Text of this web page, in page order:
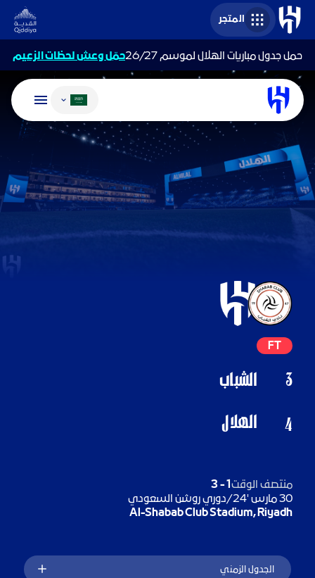
المتجر
حمل جدول مباريات الهلال لموسم 26/27 حمّل وعش لحظات الزعيم
تغيير اللغة
الشباب
الهلال
FT
3
4
منتصف الوقت1
-
3
30 مارس '24
/دوري روشن السعودي
Al-Shabab Club Stadium, Riyadh
الجدول الزمني